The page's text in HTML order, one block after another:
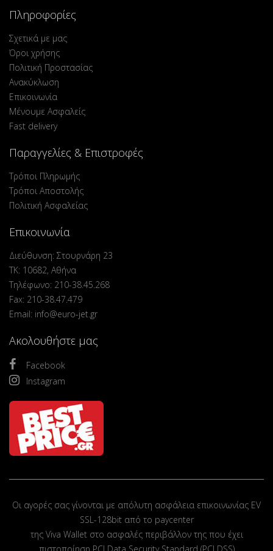
Πληροφορίες
Σχετικά με μας
Όροι χρήσης
Πολιτική Προστασίας
Ανακύκλωση
Επικοινωνία
Μένουμε Ασφαλείς
Fast delivery
Παραγγελίες & Επιστροφές
Τρόποι Πληρωμής
Τρόποι Αποστολής
Πολιτική Ασφαλείας
Επικοινωνία
Διεύθυνση: Στουρνάρη 23
ΤΚ: 10682, Αθήνα
Τηλέφωνο: 210-38.45.268
Fax: 210-38.47.479
Email: info@euro-jet.gr
Ακολουθήστε μας
Facebook
Instagram
Οι αγορές σας γίνονται με απόλυτη ασφάλεια επικοινωνίας EV
SSL-128bit από το paycenter
της Viva Wallet στο ασφαλές περιβάλλον της που έχει